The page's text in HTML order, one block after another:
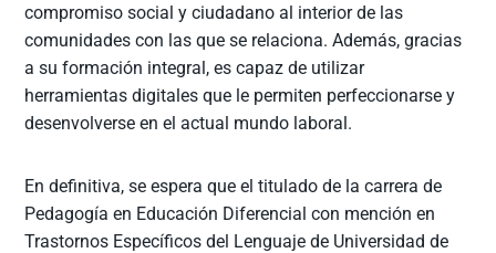
compromiso social y ciudadano al interior de las
comunidades con las que se relaciona. Además, gracias
a su formación integral, es capaz de utilizar
herramientas digitales que le permiten perfeccionarse y
desenvolverse en el actual mundo laboral.
En definitiva, se espera que el titulado de la carrera de
Pedagogía en Educación Diferencial con mención en
Trastornos Específicos del Lenguaje de Universidad de